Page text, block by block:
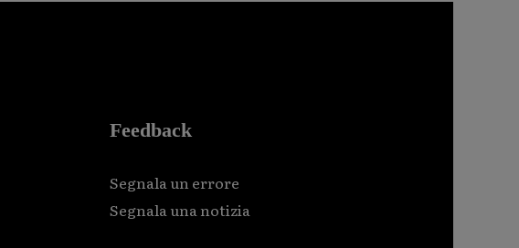
Feedback
Segnala un errore
Segnala una notizia